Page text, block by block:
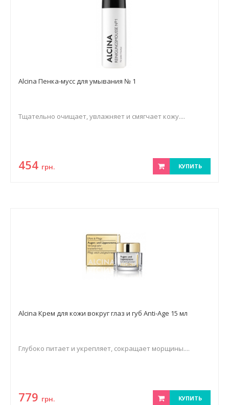
Alcina Пенка-мусс для умывания № 1
Тщательно очищает, увлажняет и смягчает кожу....
454 грн. КУПИТЬ
Alcina Крем для кожи вокруг глаз и губ Anti-Age 15 мл
Глубоко питает и укрепляет, сокращает морщины....
779 грн. КУПИТЬ